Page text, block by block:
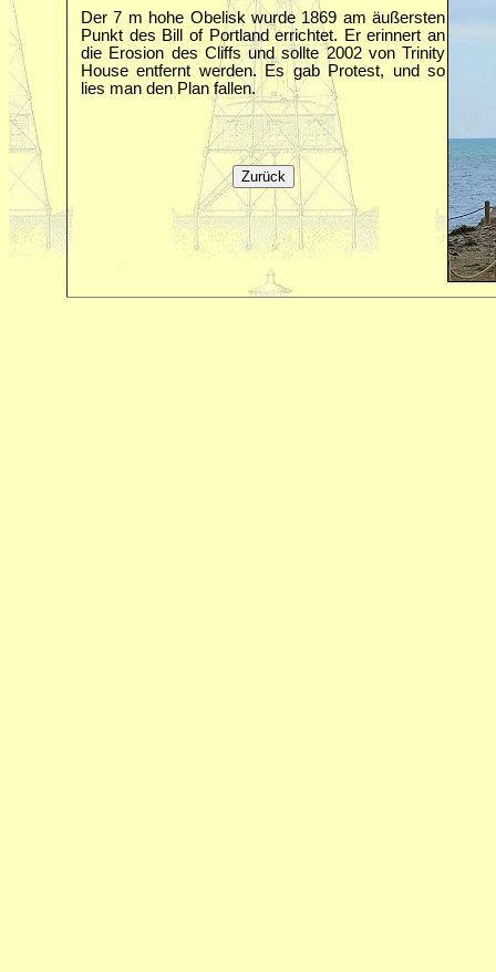
Der 7 m hohe Obelisk wurde 1869 am äußersten
Punkt des Bill of Portland errichtet. Er erinnert an
die Erosion des Cliffs und sollte 2002 von Trinity
House entfernt werden. Es gab Protest, und so
lies man den Plan fallen.